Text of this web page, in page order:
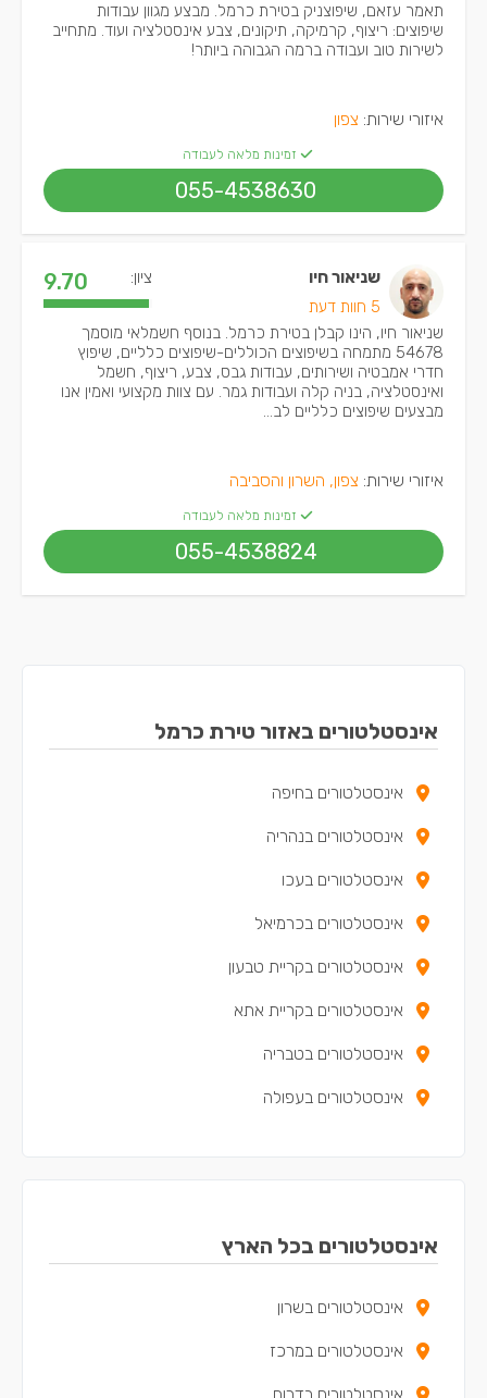
תאמר עזאם, שיפוצניק בטירת כרמל. מבצע מגוון עבודות
שיפוצים: ריצוף, קרמיקה, תיקונים, צבע אינסטלציה ועוד. מתחייב
לשירות טוב ועבודה ברמה הגבוהה ביותר!
איזורי שירות: צפון
זמינות מלאה לעבודה
055-4538630
שניאור חיו
5 חוות דעת
ציון: 9.70
שניאור חיו, הינו קבלן בטירת כרמל. בנוסף חשמלאי מוסמך
54678 מתמחה בשיפוצים הכוללים-שיפוצים כלליים, שיפוץ
חדרי אמבטיה ושירותים, עבודות גבס, צבע, ריצוף, חשמל
ואינסטלציה, בניה קלה ועבודות גמר. עם צוות מקצועי ואמין אנו
מבצעים שיפוצים כלליים לב...
איזורי שירות: צפון, השרון והסביבה
זמינות מלאה לעבודה
055-4538824
אינסטלטורים באזור טירת כרמל
אינסטלטורים בחיפה
אינסטלטורים בנהריה
אינסטלטורים בעכו
אינסטלטורים בכרמיאל
אינסטלטורים בקריית טבעון
אינסטלטורים בקריית אתא
אינסטלטורים בטבריה
אינסטלטורים בעפולה
אינסטלטורים בקריית מוצקין
אינסטלטורים בקריית ביאליק
אינסטלטורים בצפת
אינסטלטורים במגדל העמק
אינסטלטורים בכל הארץ
אינסטלטורים בשרון
אינסטלטורים במרכז